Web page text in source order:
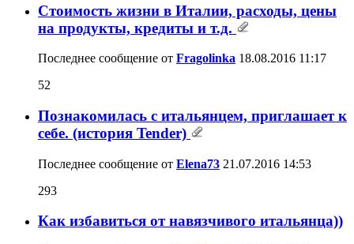
Стоимость жизни в Италии, расходы, цены
на продукты, кредиты и т.д.
Последнее сообщение от Fragolinka 18.08.2016 11:17
52
Познакомилась с итальянцем, приглашает к
себе. (история Tender)
Последнее сообщение от Elena73 21.07.2016 14:53
293
Как избавиться от навязчивого итальянца))